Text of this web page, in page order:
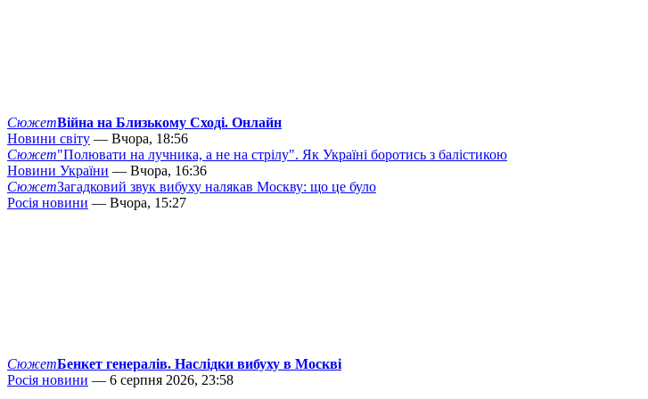
СюжетВійна на Близькому Сході. Онлайн
Новини світу — Вчора, 18:56
Сюжет"Полювати на лучника, а не на стрілу". Як Україні боротись з балістикою
Новини України — Вчора, 16:36
СюжетЗагадковий звук вибуху налякав Москву: що це було
Росія новини — Вчора, 15:27
СюжетБенкет генералів. Наслідки вибуху в Москві
Росія новини — 6 серпня 2026, 23:58